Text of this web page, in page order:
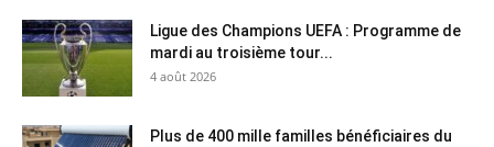
Ligue des Champions UEFA : Programme de
mardi au troisième tour...
4 août 2026
Plus de 400 mille familles bénéficiaires du